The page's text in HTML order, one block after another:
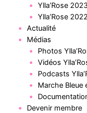
Ylla’Rose
Ylla’Rose 2022
Actualité
Médias
Photos
Vidéos
Podcasts
Marche Bleue
Devenir membre